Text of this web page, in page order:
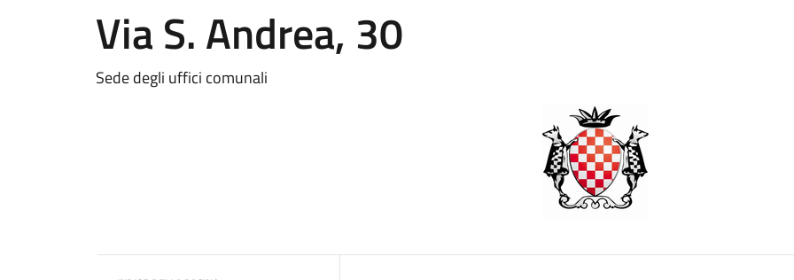
Via S. Andrea, 30
Sede degli uffici comunali